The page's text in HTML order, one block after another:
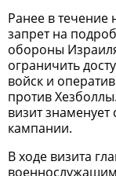
Ранее в течение
запрет на
обороны
ограничить
войск и
против
визит
кампании.
В ходе визита